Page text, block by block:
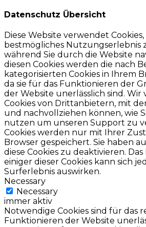
Datenschutz Übersicht
Diese Website verwendet
bestmögliches Nutzungserlebnis
während Sie durch die Website
diesen Cookies werden die nach
kategorisierten Cookies in Ihrem
da sie für das Funktionieren der
der Website unerlässlich sind.
Cookies von Drittanbietern, mit
und nachvollziehen können, wie
nutzen um unseren Support zu
Cookies werden nur mit Ihrer
Browser gespeichert. Sie haben
diese Cookies zu deaktivieren.
einiger dieser Cookies kann sich
Surferlebnis auswirken.
Necessary
Necessary
immer aktiv
Notwendige Cookies sind für das
Funktionieren der Website